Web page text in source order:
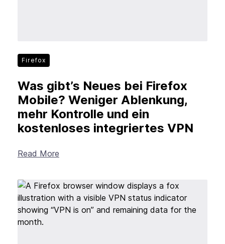
Firefox
Was gibt’s Neues bei Firefox
Mobile? Weniger Ablenkung,
mehr Kontrolle und ein
kostenloses integriertes VPN
Read More